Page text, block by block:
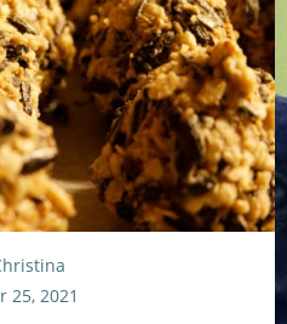
25, 2021